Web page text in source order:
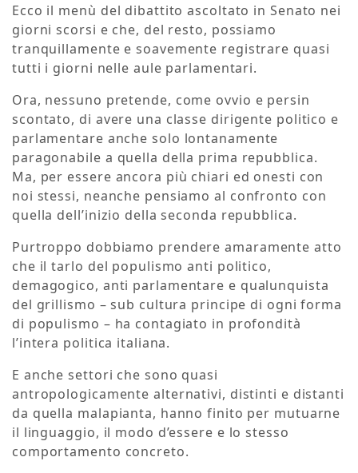
Ecco il menù del dibattito ascoltato in Senato nei
giorni scorsi e che, del resto, possiamo
tranquillamente e soavemente registrare quasi
tutti i giorni nelle aule parlamentari.
Ora, nessuno pretende, come ovvio e persin
scontato, di avere una classe dirigente politico e
parlamentare anche solo lontanamente
paragonabile a quella della prima repubblica.
Ma, per essere ancora più chiari ed onesti con
noi stessi, neanche pensiamo al confronto con
quella dell’inizio della seconda repubblica.
Purtroppo dobbiamo prendere amaramente atto
che il tarlo del populismo anti politico,
demagogico, anti parlamentare e qualunquista
del grillismo – sub cultura principe di ogni forma
di populismo – ha contagiato in profondità
l’intera politica italiana.
E anche settori che sono quasi
antropologicamente alternativi, distinti e distanti
da quella malapianta, hanno finito per mutuarne
il linguaggio, il modo d’essere e lo stesso
comportamento concreto.